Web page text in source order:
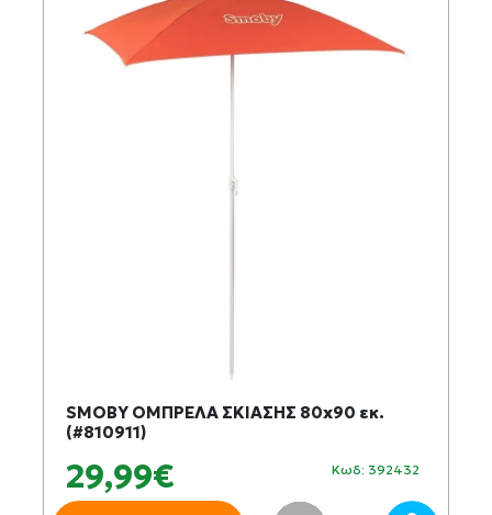
SMOBY ΟΜΠΡΕΛΑ ΣΚΙΑΣΗΣ 80x90 εκ.
(#810911)
29,99€ Κωδ: 392432